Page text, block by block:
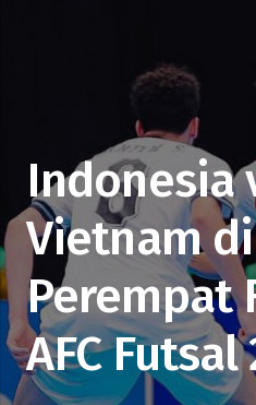
Indonesia
Vietnam di
Perempat
AFC Futsal